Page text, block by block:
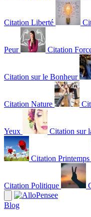
Citation Liberté
Peur Citation
Citation sur le Bonheur
Citation Nature
Yeux Citation sur
Citation Printemps
Citation Politique
Blog